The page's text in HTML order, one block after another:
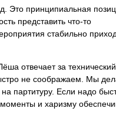
Это принципиальная
представить что-то
стабильно
отвечает за технический
не соображаем. Мы
партитуру. Если надо
и харизму